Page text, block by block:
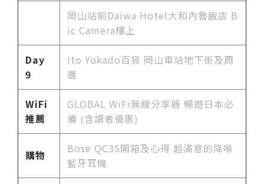
岡山站前Daiwa Hotel大和內魯飯店 B
ic Camera樓上
Day
9
Ito Yokado百貨 岡山車站地下街及周
邊
WiFi
推薦
GLOBAL WiFi無線分享器 暢遊日本必
備 (含讀者優惠)
購物
Bose QC35開箱及心得 超滿意的降噪
藍牙耳機